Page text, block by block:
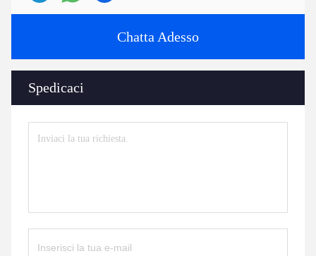
Chatta Adesso
Spedicaci